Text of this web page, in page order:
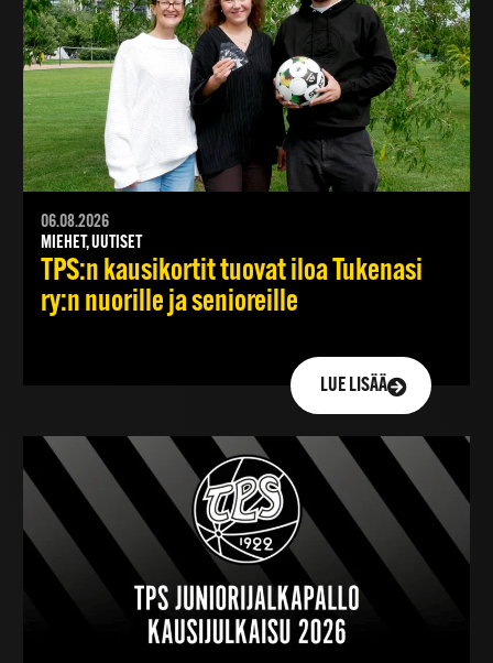
06.08.2026
MIEHET, UUTISET
TPS:n kausikortit tuovat iloa Tukenasi
ry:n nuorille ja senioreille
LUE LISÄÄ